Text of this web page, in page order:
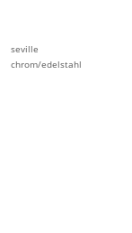
seville
chrom/edelstahl